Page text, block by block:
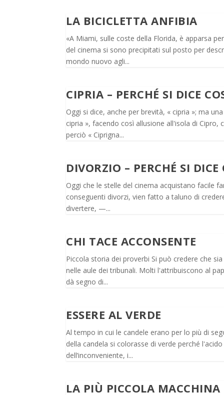
LA BICICLETTA ANFIBIA
«A Miami, sulle coste della Florida, è apparsa
del cinema si sono precipitati sul posto per
mondo nuovo agli...
CIPRIA – PERCHÉ SI DICE
Oggi si dice, anche per brevità, « cipria »; ma
cipria », facendo così allusione all'isola di
perciò « Ciprigna...
DIVORZIO – PERCHÉ SI DICE
Oggi che le stelle del cinema acquistano facile
conseguenti divorzi, vien fatto a taluno di
divertere, —...
CHI TACE ACCONSENTE
Piccola storia dei proverbi Si può credere che
nelle aule dei tribunali. Molti l'attribuiscono al
dà segno di...
ESSERE AL VERDE
Al tempo in cui le candele erano per lo più di
della candela si colorasse di verde perché
dell’inconveniente, i...
LA PIÙ PICCOLA MACCHINA